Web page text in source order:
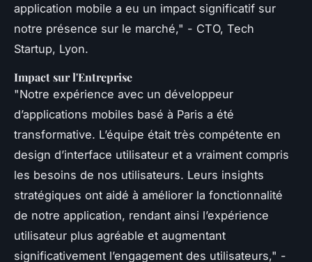
application mobile a eu un impact significatif sur
notre présence sur le marché," - CTO, Tech
Startup, Lyon.
Impact sur l'Entreprise
"Notre expérience avec un développeur
d’applications mobiles basé à Paris a été
transformative. L’équipe était très compétente en
design d’interface utilisateur et a vraiment compris
les besoins de nos utilisateurs. Leurs insights
stratégiques ont aidé à améliorer la fonctionnalité
de notre application, rendant ainsi l’expérience
utilisateur plus agréable et augmentant
significativement l’engagement des utilisateurs," -